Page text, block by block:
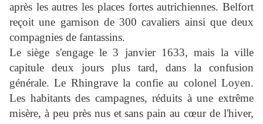
après les autres les places fortes autrichiennes. Belfort
reçoit une garnison de 300 cavaliers ainsi que deux
compagnies de fantassins.
Le siège s'engage le 3 janvier 1633, mais la ville
capitule deux jours plus tard, dans la confusion
générale. Le Rhingrave la confie au colonel Loyen.
Les habitants des campagnes, réduits à une extrême
misère, à peu près nus et sans pain au cœur de l'hiver,